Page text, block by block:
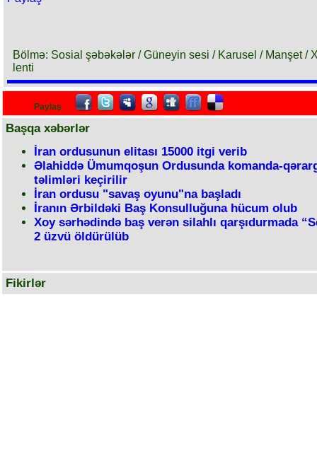
Bölmə: Sosial şəbəkələr / Güneyin sesi / Karusel / Manşet /
lenti
Paylaş
Başqa xəbərlər
İran ordusunun elitası 15000 itgi verib
Əlahiddə Ümumqoşun Ordusunda komanda-
təlimləri keçirilir
İran ordusu "savaş oyunu"na başladı
İranın Ərbildəki Baş Konsulluğuna hücum olub
Xoy sərhədində baş verən silahlı qarşıdurmada
2 üzvü öldürülüb
Fikirlər